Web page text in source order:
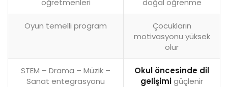
öğretmenleri doğal öğrenme
Oyun temelli program
Çocukların
motivasyonu yüksek
olur
STEM – Drama – Müzik –
Sanat entegrasyonu
Okul öncesinde dil
gelişimigüçlenir